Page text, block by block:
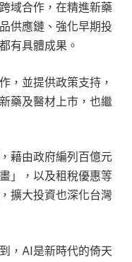
域合作，在精進新藥
供應鏈、強化早期投
有具體成果。
，並提供政策支持，
藥及醫材上市，也繼
藉由政府編列百億元
」，以及租稅優惠等
擴大投資也深化台灣
，AI是新時代的倚天